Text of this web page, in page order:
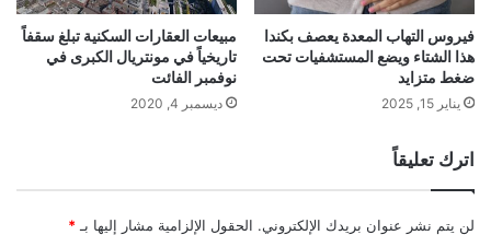
فيروس التهاب المعدة يعصف بكندا
هذا الشتاء ويضع المستشفيات تحت
ضغط متزايد
يناير 15, 2025
مبيعات العقارات السكنية تبلغ سقفاً
تاريخياً في مونتريال الكبرى في
نوفمبر الفائت
ديسمبر 4, 2020
اترك تعليقاً
لن يتم نشر عنوان بريدك الإلكتروني. الحقول الإلزامية مشار إليها بـ *